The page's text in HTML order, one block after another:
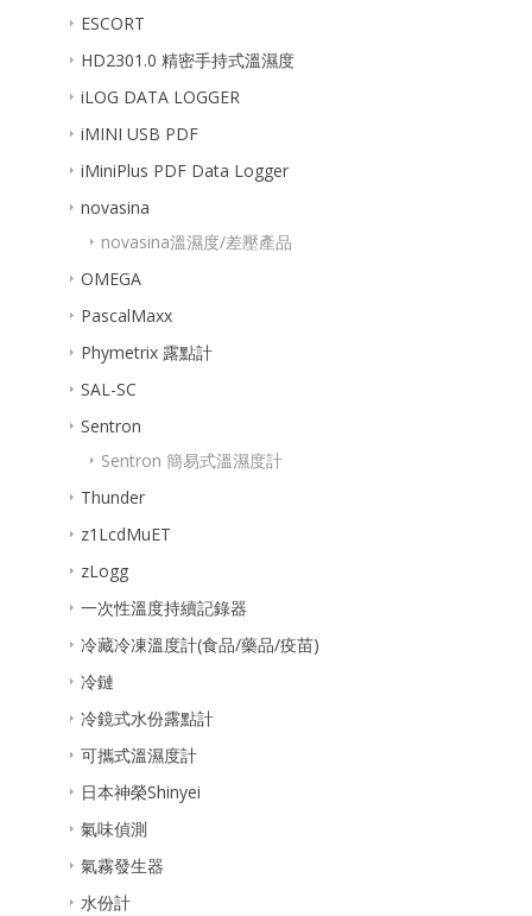
ESCORT
HD2301.0 精密手持式溫濕度
iLOG DATA LOGGER
iMINI USB PDF
iMiniPlus PDF Data Logger
novasina
novasina溫濕度/差壓產品
OMEGA
PascalMaxx
Phymetrix 露點計
SAL-SC
Sentron
Sentron 簡易式溫濕度計
Thunder
z1LcdMuET
zLogg
一次性溫度持續記錄器
冷藏冷凍溫度計(食品/藥品/疫苗)
冷鏈
冷鏡式水份露點計
可攜式溫濕度計
日本神榮Shinyei
氣味偵測
氣霧發生器
水份計